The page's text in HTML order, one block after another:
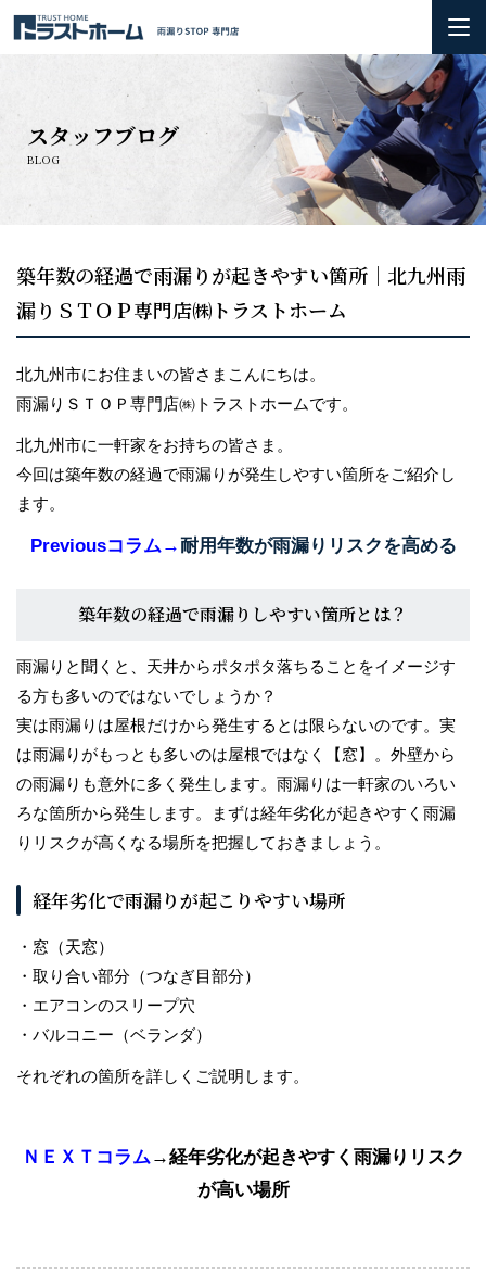
雨漏りの基礎知識
火災保険の活用方法について
お問い合わせ
お知らせ
スタッフブログ
スタッフブログ
BLOG
築年数の経過で雨漏りが起きやすい箇所｜北九州雨
漏りＳＴＯＰ専門店㈱トラストホーム
北九州市にお住まいの皆さまこんにちは。
雨漏りＳＴＯＰ専門店㈱トラストホームです。
北九州市に一軒家をお持ちの皆さま。
今回は築年数の経過で雨漏りが発生しやすい箇所をご紹介し
ます。
Previousコラム→耐用年数が雨漏りリスクを高める
築年数の経過で雨漏りしやすい箇所とは？
雨漏りと聞くと、天井からポタポタ落ちることをイメージす
る方も多いのではないでしょうか？
実は雨漏りは屋根だけから発生するとは限らないのです。実
は雨漏りがもっとも多いのは屋根ではなく【窓】。外壁から
の雨漏りも意外に多く発生します。雨漏りは一軒家のいろい
ろな箇所から発生します。まずは経年劣化が起きやすく雨漏
りリスクが高くなる場所を把握しておきましょう。
経年劣化で雨漏りが起こりやすい場所
・窓（天窓）
・取り合い部分（つなぎ目部分）
・エアコンのスリープ穴
・バルコニー（ベランダ）
それぞれの箇所を詳しくご説明します。
ＮＥＸＴコラム→経年劣化が起きやすく雨漏りリスク
が高い場所